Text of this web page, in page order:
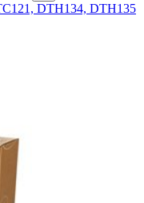
DTH134, DTH135